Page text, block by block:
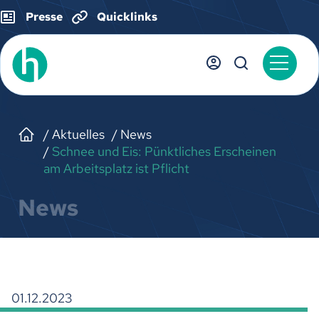
Presse Quicklinks
Aktuelles
News
Schnee und Eis: Pünktliches Erscheinen
am Arbeitsplatz ist Pflicht
News
01.12.2023